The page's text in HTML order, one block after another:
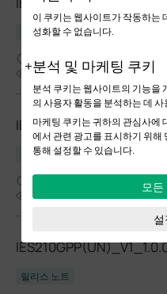
릴리스 노트
04-25-2025
5295
IES208G(UN)_V1_1.0.0
릴리스 노트
5628
릴리스 노트
이 쿠키는 웹사이트가 작동하는
성화할 수 없습니다.
분석 및 마케팅 쿠키
분석 쿠키는 웹사이트의 기능을
의 사용자 활동을 분석하는 데
마케팅 쿠키는 귀하의 관심사에
에서 관련 광고를 표시하기 위해
통해 설정할 수 있습니다.
모든